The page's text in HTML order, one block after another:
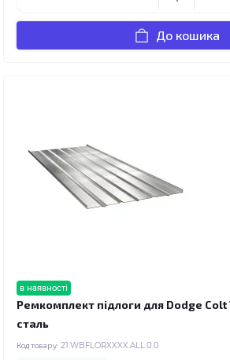
До кошика
в наявності
Ремкомплект підлоги для Dodge Colt
сталь
Код товару: 21.WBFLORXXXX.ALL.0.0